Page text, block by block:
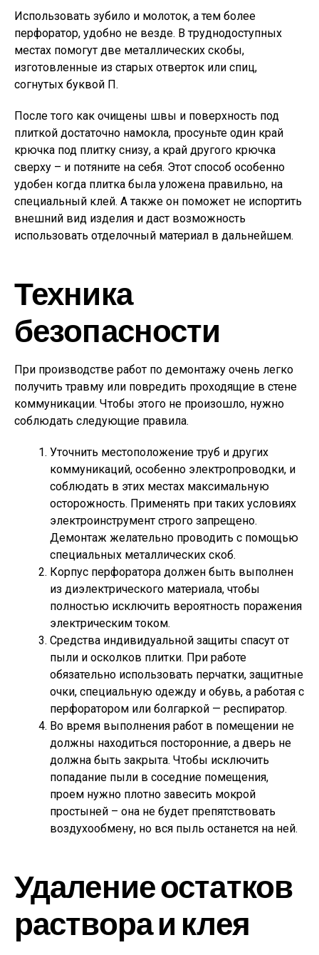
Использовать зубило и молоток, а тем более
перфоратор, удобно не везде. В труднодоступных
местах помогут две металлических скобы,
изготовленные из старых отверток или спиц,
согнутых буквой П.
После того как очищены швы и поверхность под
плиткой достаточно намокла, просуньте один край
крючка под плитку снизу, а край другого крючка
сверху – и потяните на себя. Этот способ особенно
удобен когда плитка была уложена правильно, на
специальный клей. А также он поможет не испортить
внешний вид изделия и даст возможность
использовать отделочный материал в дальнейшем.
Техника
безопасности
При производстве работ по демонтажу очень легко
получить травму или повредить проходящие в стене
коммуникации. Чтобы этого не произошло, нужно
соблюдать следующие правила.
Уточнить местоположение труб и других
коммуникаций, особенно электропроводки, и
соблюдать в этих местах максимальную
осторожность. Применять при таких условиях
электроинструмент строго запрещено.
Демонтаж желательно проводить с помощью
специальных металлических скоб.
Корпус перфоратора должен быть выполнен
из диэлектрического материала, чтобы
полностью исключить вероятность поражения
электрическим током.
Средства индивидуальной защиты спасут от
пыли и осколков плитки. При работе
обязательно использовать перчатки, защитные
очки, специальную одежду и обувь, а работая с
перфоратором или болгаркой — респиратор.
Во время выполнения работ в помещении не
должны находиться посторонние, а дверь не
должна быть закрыта. Чтобы исключить
попадание пыли в соседние помещения,
проем нужно плотно завесить мокрой
простыней – она не будет препятствовать
воздухообмену, но вся пыль останется на ней.
Удаление остатков
раствора и клея